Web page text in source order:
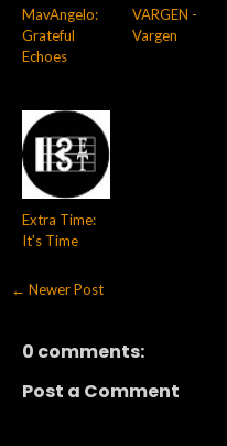
MavAngelo:
Grateful
Echoes
VARGEN -
Vargen
Extra Time:
It's Time
← Newer Post
0 comments:
Post a Comment